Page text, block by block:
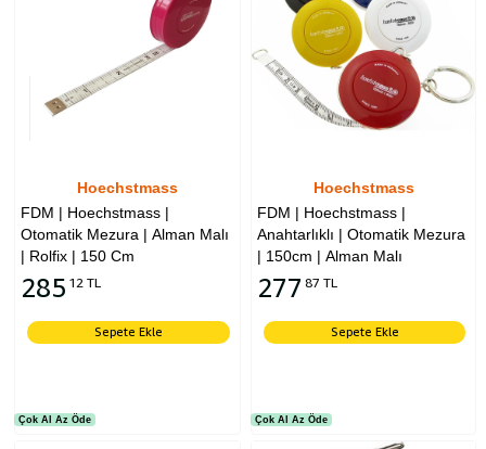
Hoechstmass
FDM | Hoechstmass |
Otomatik Mezura | Alman Malı
| Rolfix | 150 Cm
285 12 TL
Sepete Ekle
Çok Al Az Öde
Hoechstmass
FDM | Hoechstmass |
Anahtarlıklı | Otomatik Mezura
| 150cm | Alman Malı
277 87 TL
Sepete Ekle
Çok Al Az Öde